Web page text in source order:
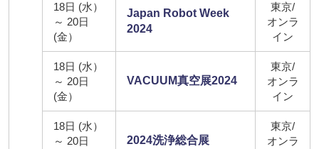
18日 (水）
～ 20日
(金）
Japan Robot Week
2024
東京/
オンラ
イン
18日 (水）
～ 20日
(金）
VACUUM真空展2024
東京/
オンラ
イン
18日 (水）
～ 20日
2024洗浄総合展
東京/
オンラ